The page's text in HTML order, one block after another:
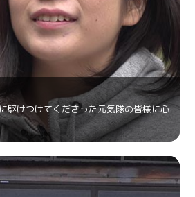
駆けつけてくださった元気隊の皆様に心